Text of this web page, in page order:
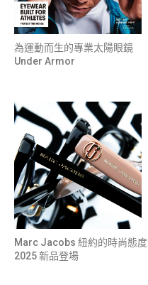
為運動而生的專業太陽眼鏡
Under Armor
Marc Jacobs 紐約的時尚態度
2025 新品登場